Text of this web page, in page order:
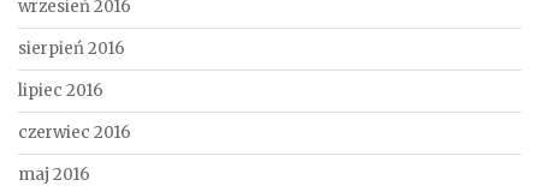
wrzesień 2016
sierpień 2016
lipiec 2016
czerwiec 2016
maj 2016